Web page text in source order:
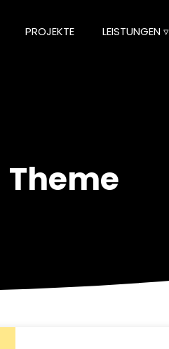
PROJEKTE LEISTUNGEN ▿
Theme